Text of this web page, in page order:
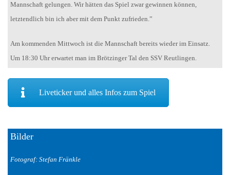
Mannschaft gelungen. Wir hätten das Spiel zwar gewinnen können,
letztendlich bin ich aber mit dem Punkt zufrieden.”
Am kommenden Mittwoch ist die Mannschaft bereits wieder im Einsatz.
Um 18:30 Uhr erwartet man im Brötzinger Tal den SSV Reutlingen.
Liveticker und alles Infos zum Spiel
Bilder
Fotograf: Stefan Fränkle